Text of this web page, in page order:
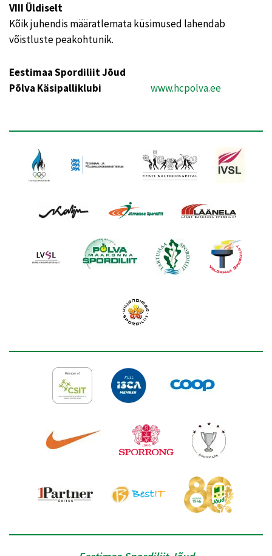
VIII Üldiselt
Kõik juhendis määratlemata küsimused lahendab
võistluste peakohtunik.
Eestimaa Spordiliit Jõud
Põlva Käsipalliklubi www.hcpolva.ee